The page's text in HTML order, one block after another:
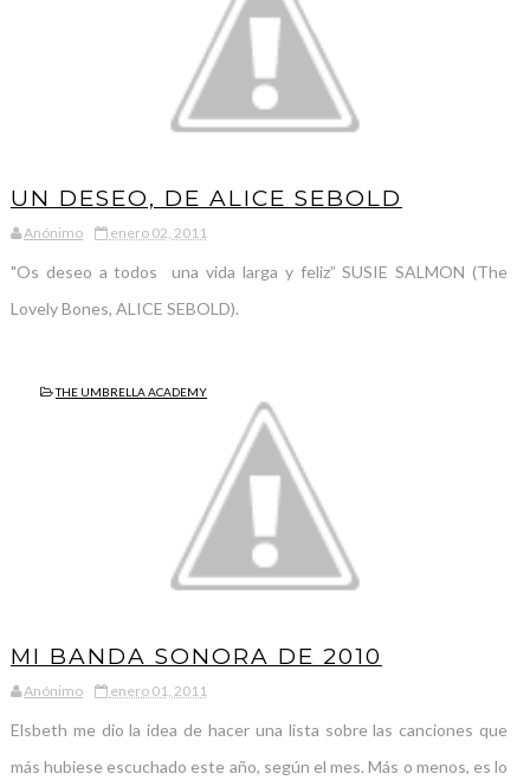
UN DESEO, DE ALICE SEBOLD
Anónimo enero 02, 2011
"Os deseo a todos una vida larga y feliz” SUSIE SALMON (The
Lovely Bones, ALICE SEBOLD).
THE UMBRELLA ACADEMY
MI BANDA SONORA DE 2010
Anónimo enero 01, 2011
Elsbeth me dio la idea de hacer una lista sobre las canciones que
más hubiese escuchado este año, según el mes. Más o menos, es lo